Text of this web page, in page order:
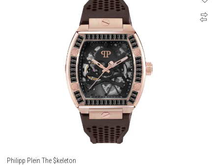
Philipp Plein The $keleton